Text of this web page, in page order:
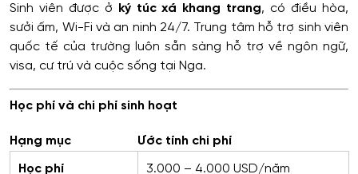
Sinh viên được ở ký túc xá khang trang, có điều hòa,
sưởi ấm, Wi-Fi và an ninh 24/7. Trung tâm hỗ trợ sinh viên
quốc tế của trường luôn sẵn sàng hỗ trợ về ngôn ngữ,
visa, cư trú và cuộc sống tại Nga.
Học phí và chi phí sinh hoạt
Hạng mục Ước tính chi phí
Học phí 3.000 – 4.000 USD/năm